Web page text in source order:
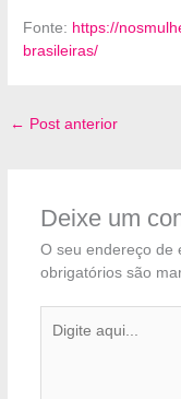
Fonte: https://
brasileiras/
← Post anterior
Deixe um
O seu endereço de
obrigatórios são
aqui...